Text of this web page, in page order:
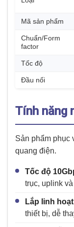
Mã sản phẩm
Chuẩn/Form
factor
Tốc độ
Đầu nối
Tính năng
Sản phẩm phục
quang điện.
Tốc độ
trục, uplink
Lắp linh
thiết bị, dễ